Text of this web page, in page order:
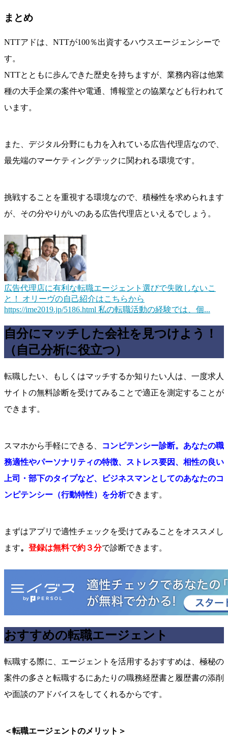
まとめ
NTTアドは、NTTが100％出資するハウスエージェンシーで
す。
NTTとともに歩んできた歴史を持ちますが、業務内容は他業
種の大手企業の案件や電通、博報堂との協業なども行われて
います。
また、デジタル分野にも力を入れている広告代理店なので、
最先端のマーケティングテックに関われる環境です。
挑戦することを重視する環境なので、積極性を求められます
が、その分やりがいのある広告代理店といえるでしょう。
広告代理店に有利な転職エージェント選びで失敗しないこ
と！
オリーヴの自己紹介はこちらから
https://ime2019.jp/5186.html 私の転職活動の経験では、個...
自分にマッチした会社を見つけよう！
（自己分析に役立つ）
転職したい、もしくはマッチするか知りたい人は、一度求人
サイトの無料診断を受けてみることで適正を測定することが
できます。
スマホから手軽にできる、
コンピテンシー診断。あなたの職
務適性やパーソナリティの特徴、ストレス要因、相性の良い
上司・部下のタイプなど、ビジネスマンとしてのあなたのコ
ンピテンシー（行動特性）を分析できます。
まずはアプリで適性チェックを受けてみることをオススメし
ます。 登録は無料で約３分で診断できます。
おすすめの転職エージェント
転職する際に、エージェントを活用するおすすめは、極秘の
案件の多さと転職するにあたりの職務経歴書と履歴書の添削
や面談のアドバイスをしてくれるからです。
＜転職エージェントのメリット＞